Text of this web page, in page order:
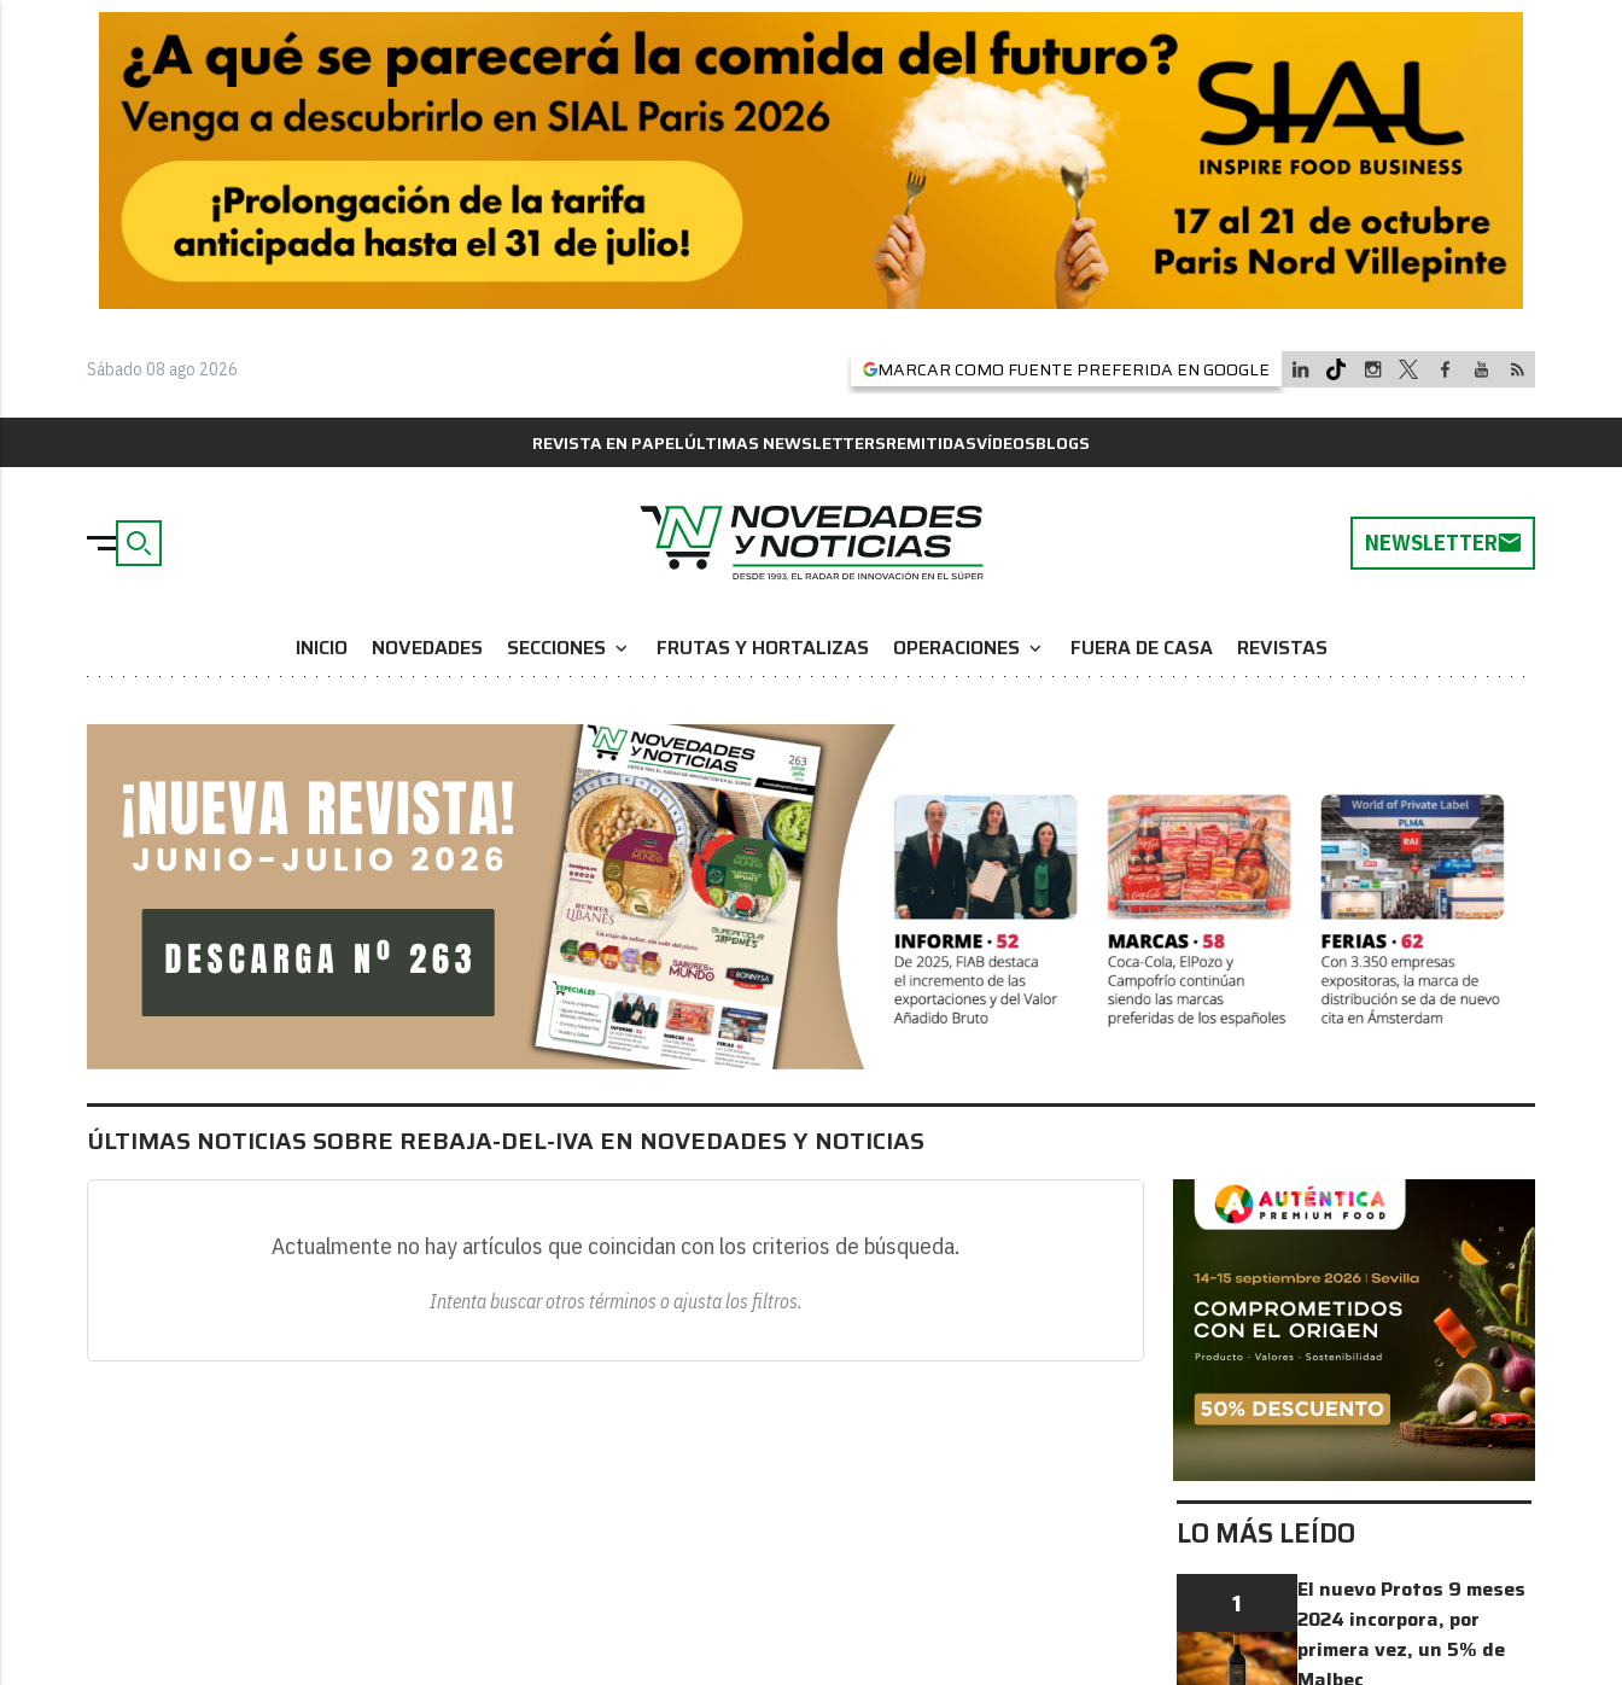
Sábado 08 ago 2026 MARCAR COMO FUENTE PREFERIDA EN GOOGLE
REVISTA EN PAPELÚLTIMAS NEWSLETTERSREMITIDASVÍDEOSBLOGS
NEWSLETTER
INICIO NOVEDADES SECCIONES expand_more FRUTAS Y HORTALIZAS OPERACIONES expand_more FUERA DE CASA REVISTAS
ÚLTIMAS NOTICIAS SOBRE REBAJA-DEL-IVA EN NOVEDADES Y NOTICIAS
Actualmente no hay artículos que coincidan con los criterios de búsqueda.
Intenta buscar otros términos o ajusta los filtros.
LO MÁS LEÍDO
1
El nuevo Protos 9 meses
2024 incorpora, por
primera vez, un 5% de